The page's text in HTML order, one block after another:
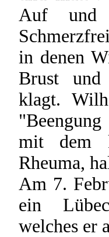
Auf und
in denen
Brust und
klagt.
mit dem
Rheuma,
Am 7.
ein
welches er